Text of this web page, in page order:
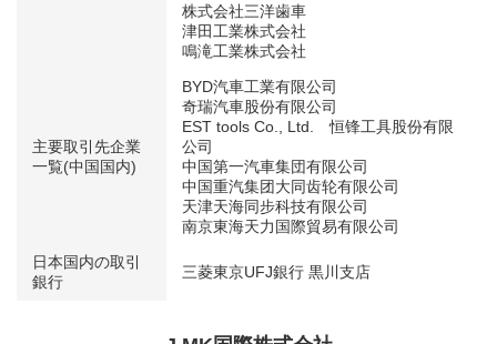
株式会社三洋歯車
津田工業株式会社
鳴滝工業株式会社
主要取引先企業
一覧(中国国内)
BYD汽車工業有限公司
奇瑞汽車股份有限公司
EST tools Co., Ltd. 恒锋工具股份有限
公司
中国第一汽車集団有限公司
中国重汽集团大同齿轮有限公司
天津天海同步科技有限公司
南京東海天力国際貿易有限公司
日本国内の取引
銀行
三菱東京UFJ銀行 黒川支店